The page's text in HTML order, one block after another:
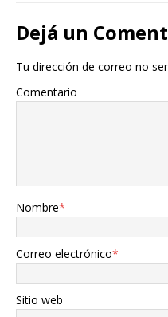
Dejá un
Tu dirección de correo no
Comentario
Nombre*
Correo electrónico*
Sitio web